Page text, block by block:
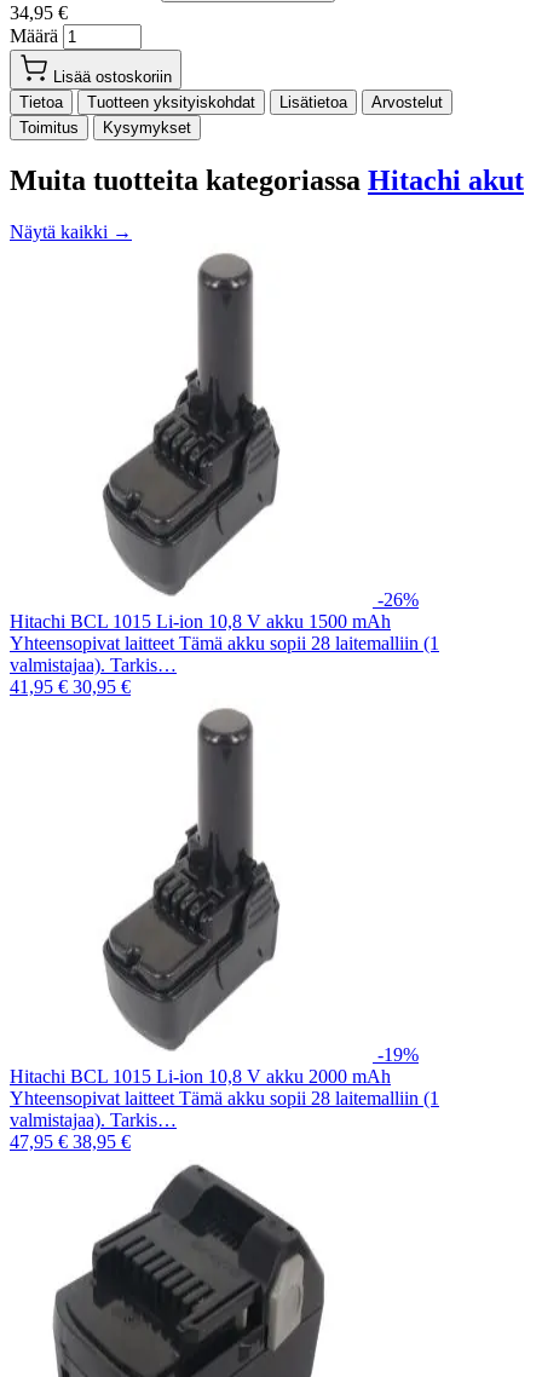
34,95 €
Määrä
Lisää ostoskoriin
Tietoa
Tuotteen yksityiskohdat Lisätietoa
Arvostelut
Toimitus
Kysymykset
Muita tuotteita kategoriassa Hitachi akut
Näytä kaikki →
-26%
Hitachi BCL 1015 Li-ion 10,8 V akku 1500 mAh
Yhteensopivat laitteet Tämä akku sopii 28 laitemalliin (1
valmistajaa). Tarkis…
41,95 € 30,95 €
-19%
Hitachi BCL 1015 Li-ion 10,8 V akku 2000 mAh
Yhteensopivat laitteet Tämä akku sopii 28 laitemalliin (1
valmistajaa). Tarkis…
47,95 € 38,95 €